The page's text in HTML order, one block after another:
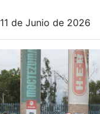
11 de Junio de 2026